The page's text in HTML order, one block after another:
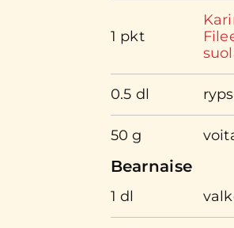
1 pkt
0.5 dl
50 g
Bearnaise
1 dl